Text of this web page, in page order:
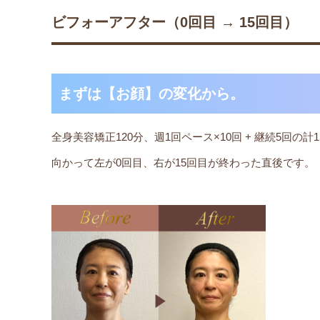
ビフォーアフター（0回目 → 15回目）
まずは【お顔】の変化から。
全身美容矯正120分、週1回ペース×10回 + 継続5回の計
向かって左が0回目、右が15回目が終わった直後です。